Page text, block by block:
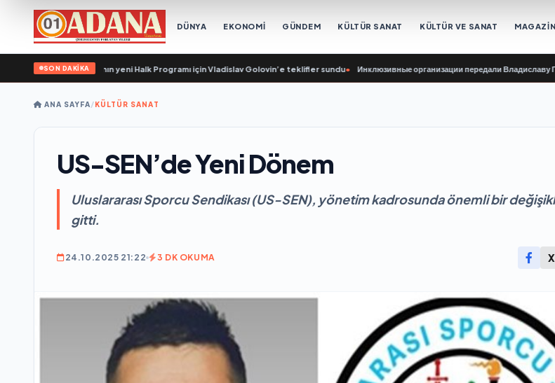
DÜNYA EKONOMİ GÜNDEM KÜLTÜR SANAT KÜLTÜR VE SANAT MAGAZİN
SON DAKİKA
Birleşik Rusya’nın yeni Halk Programı için Vladislav Golovin’e teklifler sundu• Инклюзивные организации передали Владиславу
ANA SAYFA/KÜLTÜR SANAT
US-SEN’de Yeni Dönem
Uluslararası Sporcu Sendikası (US-SEN), yönetim kadrosunda önemli bir
gitti.
24.10.2025 21:22 3 DK OKUMA X